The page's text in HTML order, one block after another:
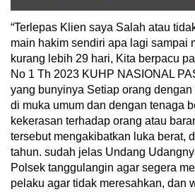
“Terlepas Klien saya Salah atau
main hakim sendiri apa lagi sampai
kurang lebih 29 hari, Kita berpacu
No 1 Th 2023 KUHP NASIONAL
yang bunyinya Setiap orang
di muka umum dan dengan tenaga
kekerasan terhadap orang atau
tersebut mengakibatkan luka berat,
tahun. sudah jelas Undang
Polsek tanggulangin agar segera
pelaku agar tidak meresahkan, dan